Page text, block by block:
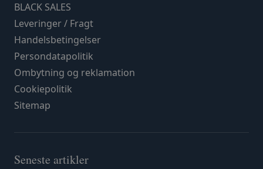
BLACK SALES
Leveringer / Fragt
Handelsbetingelser
Persondatapolitik
Ombytning og reklamation
Cookiepolitik
Sitemap
Seneste artikler